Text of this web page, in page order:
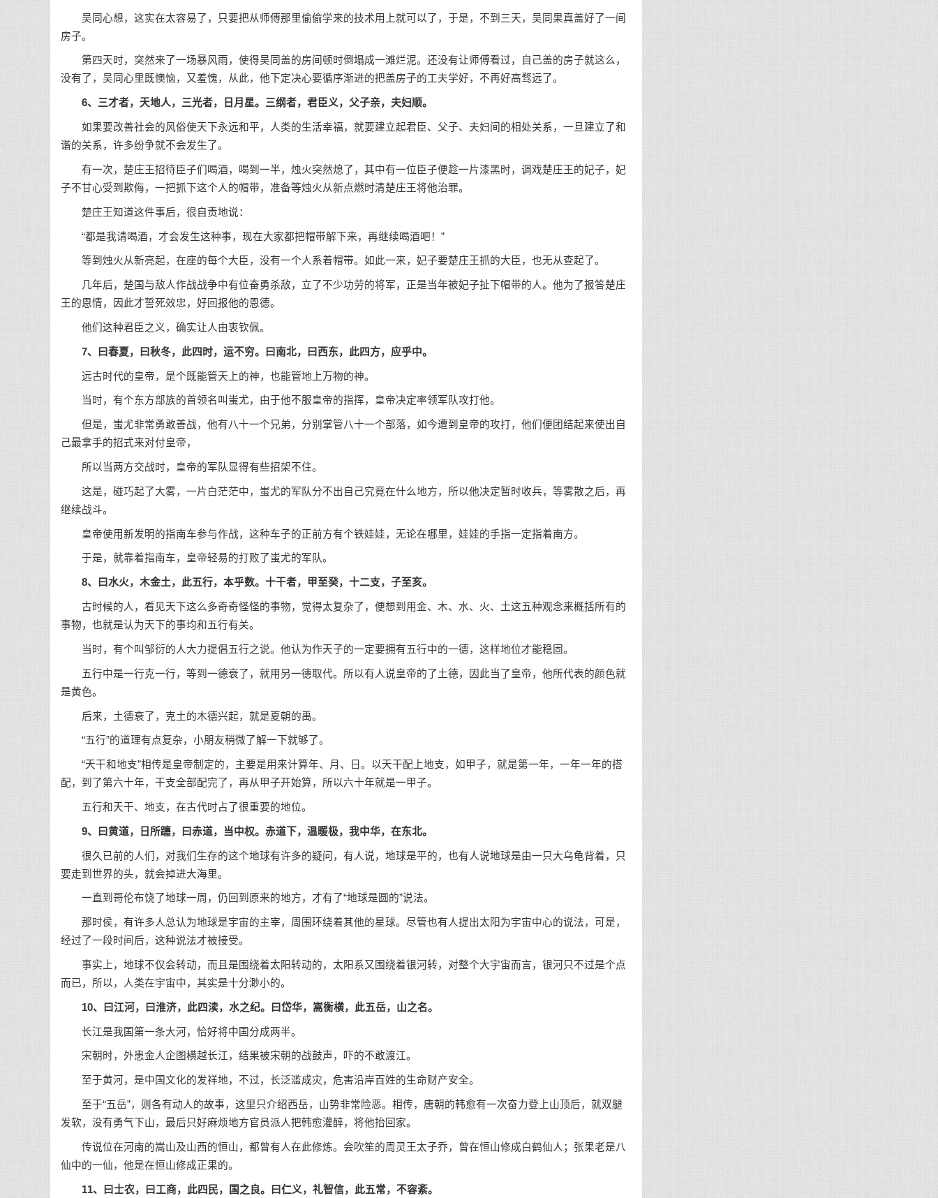
吴同心想，这实在太容易了，只要把从师傅那里偷偷学来的技术用上就可以了，于是，不到三天，吴同果真盖好了一间
房子。
第四天时，突然来了一场暴风雨，使得吴同盖的房间顿时倒塌成一滩烂泥。还没有让师傅看过，自己盖的房子就这么，
没有了，吴同心里既懊恼，又羞愧，从此，他下定决心要循序渐进的把盖房子的工夫学好，不再好高骛远了。
6、三才者，天地人，三光者，日月星。三纲者，君臣义，父子亲，夫妇顺。
如果要改善社会的风俗使天下永远和平，人类的生活幸福，就要建立起君臣、父子、夫妇间的相处关系，一旦建立了和
谐的关系，许多纷争就不会发生了。
有一次，楚庄王招待臣子们喝酒，喝到一半，烛火突然熄了，其中有一位臣子便趁一片漆黑时，调戏楚庄王的妃子，妃
子不甘心受到欺侮，一把抓下这个人的帽带，准备等烛火从新点燃时清楚庄王将他治罪。
楚庄王知道这件事后，很自责地说：
“都是我请喝酒，才会发生这种事，现在大家都把帽带解下来，再继续喝酒吧！”
等到烛火从新亮起，在座的每个大臣，没有一个人系着帽带。如此一来，妃子要楚庄王抓的大臣，也无从查起了。
几年后，楚国与敌人作战战争中有位奋勇杀敌，立了不少功劳的将军，正是当年被妃子扯下帽带的人。他为了报答楚庄
王的恩情，因此才誓死效忠，好回报他的恩德。
他们这种君臣之义，确实让人由衷钦佩。
7、曰春夏，曰秋冬，此四时，运不穷。曰南北，曰西东，此四方，应乎中。
远古时代的皇帝，是个既能管天上的神，也能管地上万物的神。
当时，有个东方部族的首领名叫蚩尤，由于他不服皇帝的指挥，皇帝决定率领军队攻打他。
但是，蚩尤非常勇敢善战，他有八十一个兄弟，分别掌管八十一个部落，如今遭到皇帝的攻打，他们便团结起来使出自
己最拿手的招式来对付皇帝，
所以当两方交战时，皇帝的军队显得有些招架不住。
这是，碰巧起了大雾，一片白茫茫中，蚩尤的军队分不出自己究竟在什么地方，所以他决定暂时收兵，等雾散之后，再
继续战斗。
皇帝使用新发明的指南车参与作战，这种车子的正前方有个铁娃娃，无论在哪里，娃娃的手指一定指着南方。
于是，就靠着指南车，皇帝轻易的打败了蚩尤的军队。
8、曰水火，木金土，此五行，本乎数。十干者，甲至癸，十二支，子至亥。
古时候的人，看见天下这么多奇奇怪怪的事物，觉得太复杂了，便想到用金、木、水、火、土这五种观念来概括所有的
事物，也就是认为天下的事均和五行有关。
当时，有个叫邹衍的人大力提倡五行之说。他认为作天子的一定要拥有五行中的一德，这样地位才能稳固。
五行中是一行克一行，等到一德衰了，就用另一德取代。所以有人说皇帝的了土德，因此当了皇帝，他所代表的颜色就
是黄色。
后来，土德衰了，克土的木德兴起，就是夏朝的禹。
“五行”的道理有点复杂，小朋友稍微了解一下就够了。
“天干和地支”相传是皇帝制定的，主要是用来计算年、月、日。以天干配上地支，如甲子，就是第一年，一年一年的搭
配，到了第六十年，干支全部配完了，再从甲子开始算，所以六十年就是一甲子。
五行和天干、地支，在古代时占了很重要的地位。
9、曰黄道，日所躔，曰赤道，当中权。赤道下，温暖极，我中华，在东北。
很久已前的人们，对我们生存的这个地球有许多的疑问，有人说，地球是平的，也有人说地球是由一只大乌龟背着，只
要走到世界的头，就会掉进大海里。
一直到哥伦布饶了地球一周，仍回到原来的地方，才有了“地球是圆的”说法。
那时侯，有许多人总认为地球是宇宙的主宰，周围环绕着其他的星球。尽管也有人提出太阳为宇宙中心的说法，可是，
经过了一段时间后，这种说法才被接受。
事实上，地球不仅会转动，而且是围绕着太阳转动的，太阳系又围绕着银河转，对整个大宇宙而言，银河只不过是个点
而已，所以，人类在宇宙中，其实是十分渺小的。
10、曰江河，曰淮济，此四渎，水之纪。曰岱华，嵩衡横，此五岳，山之名。
长江是我国第一条大河，恰好将中国分成两半。
宋朝时，外患金人企图横越长江，结果被宋朝的战鼓声，吓的不敢渡江。
至于黄河，是中国文化的发祥地，不过，长泛滥成灾，危害沿岸百姓的生命财产安全。
至于“五岳”，则各有动人的故事，这里只介绍西岳，山势非常险恶。相传，唐朝的韩愈有一次奋力登上山顶后，就双腿
发软，没有勇气下山，最后只好麻烦地方官员派人把韩愈灌醉，将他抬回家。
传说位在河南的嵩山及山西的恒山，都曾有人在此修炼。会吹笙的周灵王太子乔，曾在恒山修成白鹤仙人；张果老是八
仙中的一仙，他是在恒山修成正果的。
11、曰士农，曰工商，此四民，国之良。曰仁义，礼智信，此五常，不容紊。